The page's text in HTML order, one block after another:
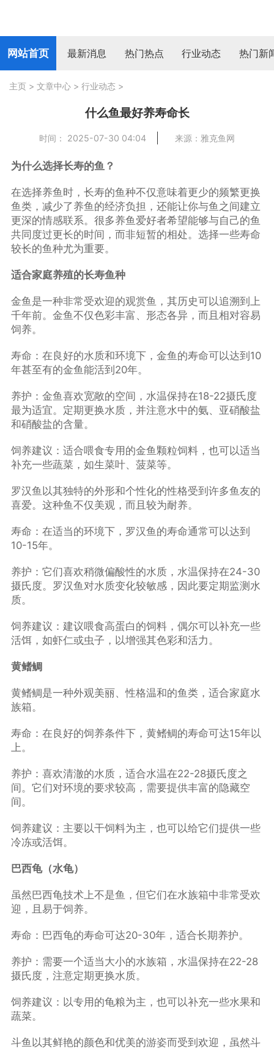
网站首页 最新消息 热门热点 行业动态 热门新
主页 > 文章中心 > 行业动态 >
什么鱼最好养寿命长
时间： 2025-07-30 04:04 来源：雅克鱼网
为什么选择长寿的鱼？
在选择养鱼时，长寿的鱼种不仅意味着更少的频繁更换
鱼类，减少了养鱼的经济负担，还能让你与鱼之间建立
更深的情感联系。很多养鱼爱好者希望能够与自己的鱼
共同度过更长的时间，而非短暂的相处。选择一些寿命
较长的鱼种尤为重要。
适合家庭养殖的长寿鱼种
金鱼是一种非常受欢迎的观赏鱼，其历史可以追溯到上
千年前。金鱼不仅色彩丰富、形态各异，而且相对容易
饲养。
寿命：在良好的水质和环境下，金鱼的寿命可以达到10
年甚至有的金鱼能活到20年。
养护：金鱼喜欢宽敞的空间，水温保持在18-22摄氏度
最为适宜。定期更换水质，并注意水中的氨、亚硝酸盐
和硝酸盐的含量。
饲养建议：适合喂食专用的金鱼颗粒饲料，也可以适当
补充一些蔬菜，如生菜叶、菠菜等。
罗汉鱼以其独特的外形和个性化的性格受到许多鱼友的
喜爱。这种鱼不仅美观，而且较为耐养。
寿命：在适当的环境下，罗汉鱼的寿命通常可以达到
10-15年。
养护：它们喜欢稍微偏酸性的水质，水温保持在24-30
摄氏度。罗汉鱼对水质变化较敏感，因此要定期监测水
质。
饲养建议：建议喂食高蛋白的饲料，偶尔可以补充一些
活饵，如虾仁或虫子，以增强其色彩和活力。
黄鳍鲷
黄鳍鲷是一种外观美丽、性格温和的鱼类，适合家庭水
族箱。
寿命：在良好的饲养条件下，黄鳍鲷的寿命可达15年以
上。
养护：喜欢清澈的水质，适合水温在22-28摄氏度之
间。它们对环境的要求较高，需要提供丰富的隐藏空
间。
饲养建议：主要以干饲料为主，也可以给它们提供一些
冷冻或活饵。
巴西龟（水龟）
虽然巴西龟技术上不是鱼，但它们在水族箱中非常受欢
迎，且易于饲养。
寿命：巴西龟的寿命可达20-30年，适合长期养护。
养护：需要一个适当大小的水族箱，水温保持在22-28
摄氏度，注意定期更换水质。
饲养建议：以专用的龟粮为主，也可以补充一些水果和
蔬菜。
斗鱼以其鲜艳的颜色和优美的游姿而受到欢迎，虽然斗